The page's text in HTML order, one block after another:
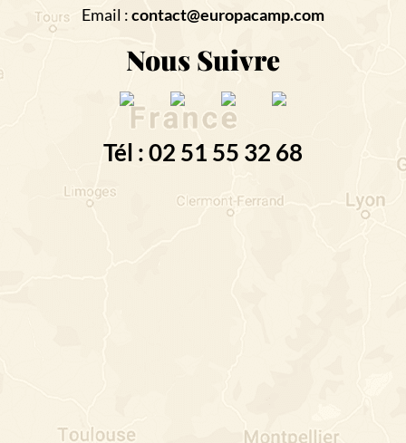
Email :contact@europacamp.com
Nous Suivre
Tél : 02 51 55 32 68